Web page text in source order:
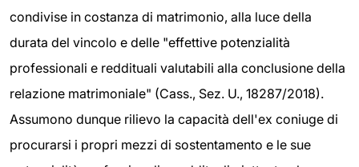
condivise in costanza di matrimonio, alla luce della
durata del vincolo e delle "effettive potenzialità
professionali e reddituali valutabili alla conclusione della
relazione matrimoniale" (Cass., Sez. U., 18287/2018).
Assumono dunque rilievo la capacità dell'ex coniuge di
procurarsi i propri mezzi di sostentamento e le sue